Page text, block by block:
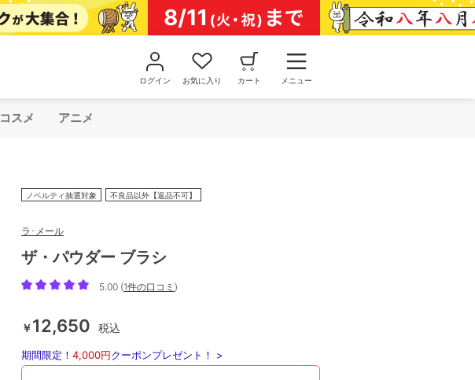
ログイン お気に入り カート メニュー
コスメ アニメ
ノベルティ抽選対象 不良品以外【返品不可】
ラ･メール
ザ・パウダー ブラシ
5.00 (1件の口コミ )
￥12,650 税込
期間限定！ 4,000円クーポンプレゼント！ >